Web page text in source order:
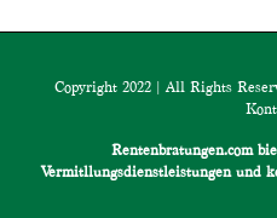
Copyright 2022 | All Rights
Rentenbratungen.com
Vermitllungsdienstleistungen und